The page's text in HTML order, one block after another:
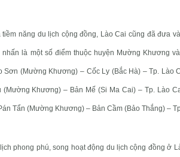
năng du lịch cộng đồng, Lào Cai cũng đã đưa
là một số điểm thuộc huyện Mường Khương
Sơn (Mường Khương) – Cốc Ly (Bắc Hà) – Tp. Lào
(Mường Khương) – Bản Mế (Si Ma Cai) – Tp. Lào
Tẩn (Mường Khương) – Bản Cầm (Bảo Thắng) –
phong phú, song hoạt động du lịch cộng đồng ở